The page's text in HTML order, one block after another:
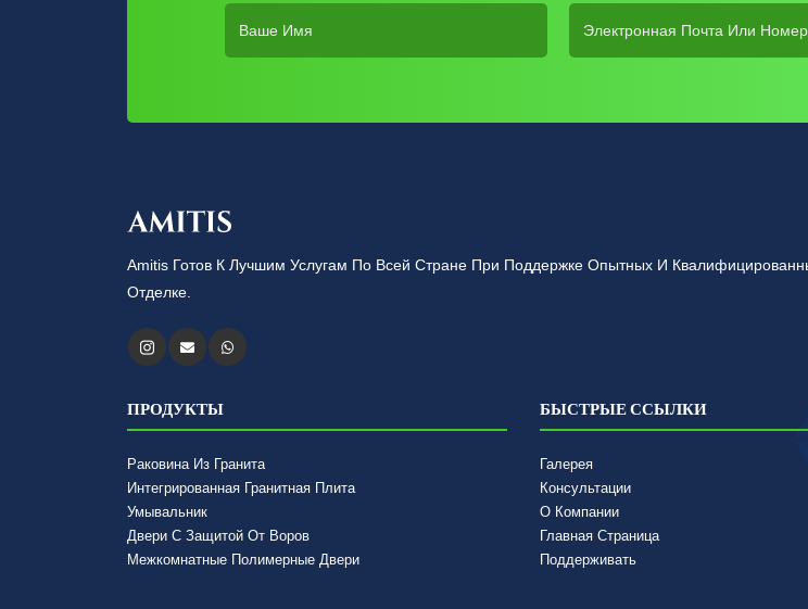
Amitis Готов К Лучшим Услугам По Всей Стране При Поддержке Опытных И
Отделке.
ПРОДУКТЫ
Раковина Из Гранита
Интегрированная Гранитная Плита
Умывальник
Двери С Защитой От Воров
Межкомнатные Полимерные Двери
БЫСТРЫЕ ССЫЛКИ
Галерея
Консультации
О Компании
Главная Страница
Поддерживать